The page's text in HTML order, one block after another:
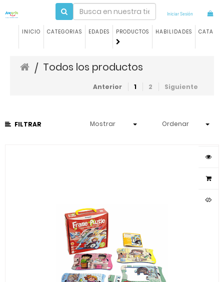
Iniciar Sesión
INICIO CATEGORIAS EDADES PRODUCTOS HABILIDADES
/ Todos los productos
Anterior 1 2 Siguiente
FILTRAR Mostrar Ordenar